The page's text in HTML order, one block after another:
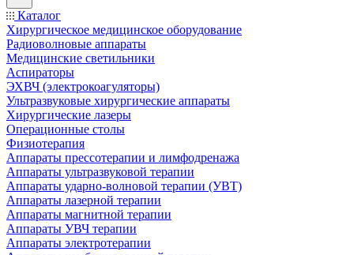
Каталог
Хирургическое медицинское оборудование
Радиоволновые аппараты
Медицинские светильники
Аспираторы
ЭХВЧ (электрокоагуляторы)
Ультразвуковые хирургические аппараты
Хирургические лазеры
Операционные столы
Физиотерапия
Аппараты прессотерапии и лимфодренажа
Аппараты ультразвуковой терапии
Аппараты ударно-волновой терапии (УВТ)
Аппараты лазерной терапии
Аппараты магнитной терапии
Аппараты УВЧ терапии
Аппараты электротерапии